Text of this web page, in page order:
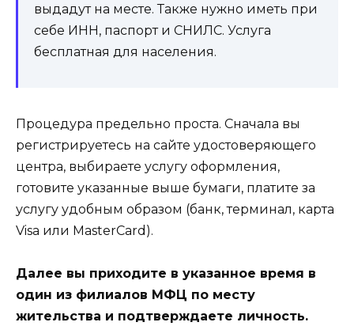
выдадут на месте. Также нужно иметь при
себе ИНН, паспорт и СНИЛС. Услуга
бесплатная для населения.
Процедура предельно проста. Сначала вы
регистрируетесь на сайте удостоверяющего
центра, выбираете услугу оформления,
готовите указанные выше бумаги, платите за
услугу удобным образом (банк, терминал, карта
Visa или MasterCard).
Далее вы приходите в указанное время в
один из филиалов МФЦ по месту
жительства и подтверждаете личность.